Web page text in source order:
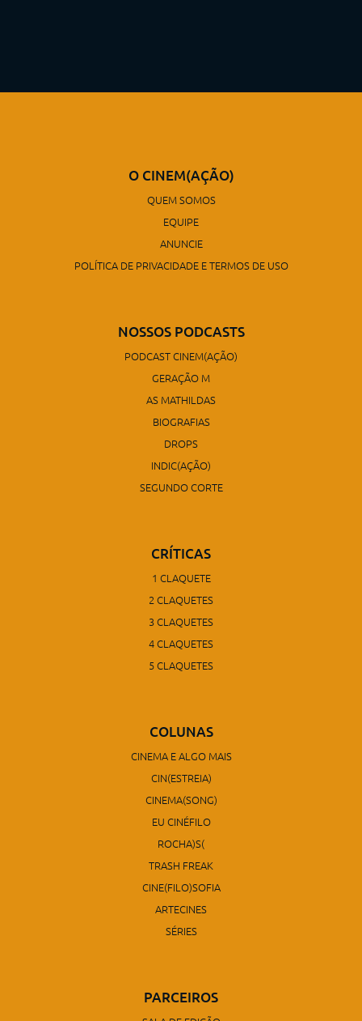
O CINEM(AÇÃO)
QUEM SOMOS
EQUIPE
ANUNCIE
POLÍTICA DE PRIVACIDADE E TERMOS DE USO
NOSSOS PODCASTS
PODCAST CINEM(AÇÃO)
GERAÇÃO M
AS MATHILDAS
BIOGRAFIAS
DROPS
INDIC(AÇÃO)
SEGUNDO CORTE
CRÍTICAS
1 CLAQUETE
2 CLAQUETES
3 CLAQUETES
4 CLAQUETES
5 CLAQUETES
COLUNAS
CINEMA E ALGO MAIS
CIN(ESTREIA)
CINEMA(SONG)
EU CINÉFILO
ROCHA)S(
TRASH FREAK
CINE(FILO)SOFIA
ARTECINES
SÉRIES
PARCEIROS